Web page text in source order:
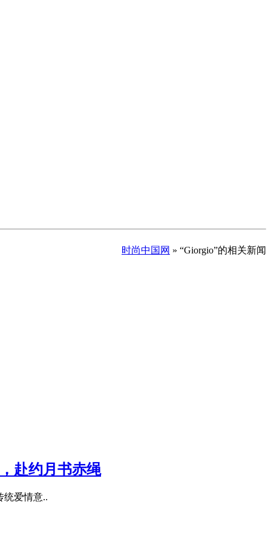
时尚中国网 » “Giorgio”的相关新闻
赴约月书赤绳
统爱情意..